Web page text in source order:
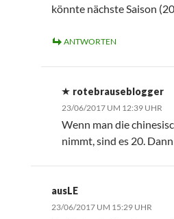
könnte nächste Saison
ANTWORTEN
rotebrauseblogger
23/06/2017 UM 12:39 UHR
Wenn man die
nimmt, sind es 20.
ausLE
23/06/2017 UM 15:29 UHR